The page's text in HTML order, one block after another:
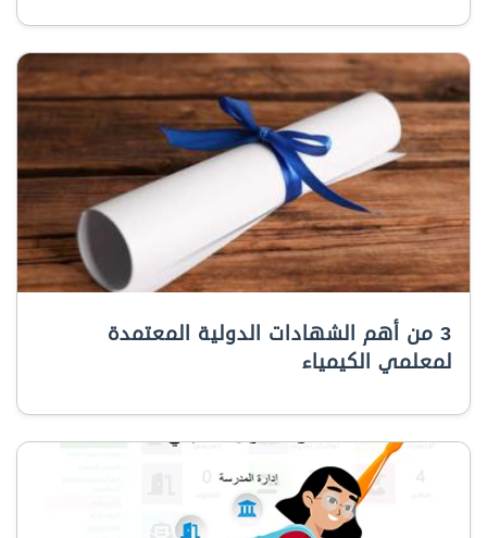
3 من أهم الشهادات الدولية المعتمدة
لمعلمي الكيمياء